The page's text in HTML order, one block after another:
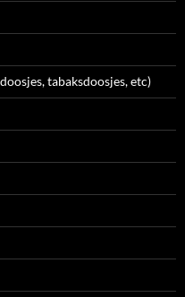
tabaksdoosjes, etc)